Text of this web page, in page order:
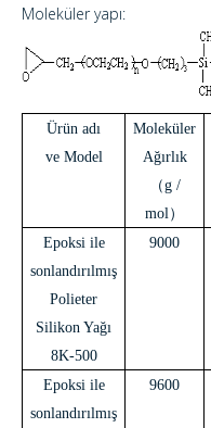
Moleküler yapı:
Ürün adı
ve Model
Moleküler
Ağırlık
（g /
mol ）
Epoksi ile
sonlandırılmış
Polieter
Silikon Yağı
8K-500
9000
Epoksi ile
sonlandırılmış
9600